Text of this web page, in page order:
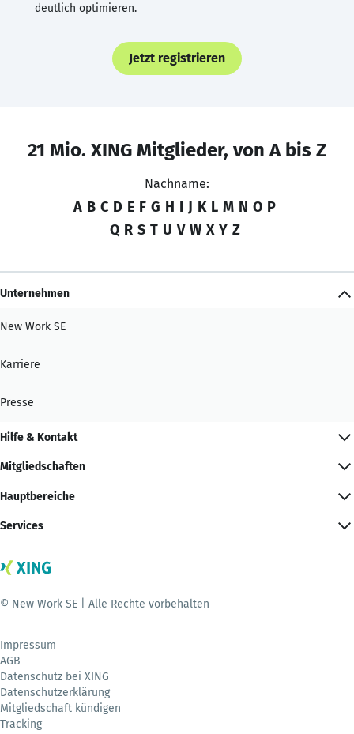
deutlich optimieren.
Jetzt registrieren
21 Mio. XING Mitglieder, von A bis Z
Nachname:
A B C D E F G H I J K L M N O P
Q R S T U V W X Y Z
Unternehmen
New Work SE
Karriere
Presse
Hilfe & Kontakt
Mitgliedschaften
Hauptbereiche
Services
© New Work SE | Alle Rechte vorbehalten
Impressum
AGB
Datenschutz bei XING
Datenschutzerklärung
Mitgliedschaft kündigen
Tracking